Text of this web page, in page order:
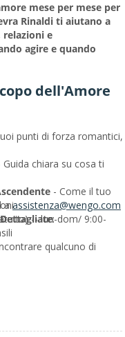
mese per mese per
Rinaldi ti aiutano a
e
agire e quando
dell'Amore
punti di forza romantici,
Guida chiara su cosa ti
- Come il tuo
:
qualcuno di
aassistenza@wengo.com